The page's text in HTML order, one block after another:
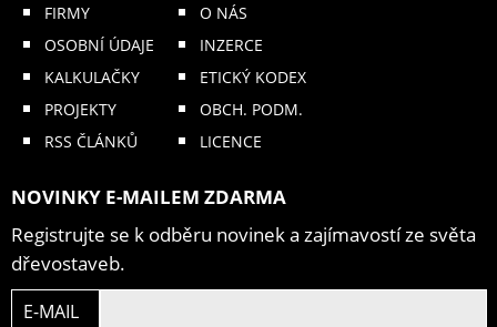
FIRMY
OSOBNÍ ÚDAJE
KALKULAČKY
PROJEKTY
RSS ČLÁNKŮ
O NÁS
INZERCE
ETICKÝ KODEX
OBCH. PODM.
LICENCE
NOVINKY E-MAILEM ZDARMA
Registrujte se k odběru novinek a zajímavostí ze světa
dřevostaveb.
E-MAIL